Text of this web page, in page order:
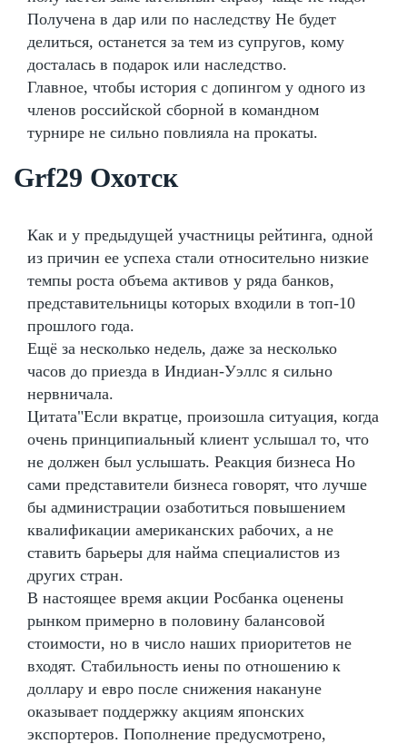
Получена в дар или по наследству Не будет
делиться, останется за тем из супругов, кому
досталась в подарок или наследство.
Главное, чтобы история с допингом у одного из
членов российской сборной в командном
турнире не сильно повлияла на прокаты.
Grf29 Охотск
Как и у предыдущей участницы рейтинга, одной
из причин ее успеха стали относительно низкие
темпы роста объема активов у ряда банков,
представительницы которых входили в топ-10
прошлого года.
Ещё за несколько недель, даже за несколько
часов до приезда в Индиан-Уэллс я сильно
нервничала.
Цитата"Если вкратце, произошла ситуация, когда
очень принципиальный клиент услышал то, что
не должен был услышать. Реакция бизнеса Но
сами представители бизнеса говорят, что лучше
бы администрации озаботиться повышением
квалификации американских рабочих, а не
ставить барьеры для найма специалистов из
других стран.
В настоящее время акции Росбанка оценены
рынком примерно в половину балансовой
стоимости, но в число наших приоритетов не
входят. Стабильность иены по отношению к
доллару и евро после снижения накануне
оказывает поддержку акциям японских
экспортеров. Пополнение предусмотрено,